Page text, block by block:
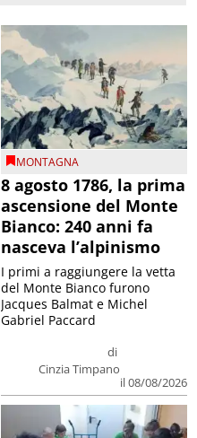
MONTAGNA
8 agosto 1786, la prima
ascensione del Monte
Bianco: 240 anni fa
nasceva l’alpinismo
di
Cinzia Timpano
il 08/08/2026
I primi a raggiungere la vetta
del Monte Bianco furono
Jacques Balmat e Michel
Gabriel Paccard